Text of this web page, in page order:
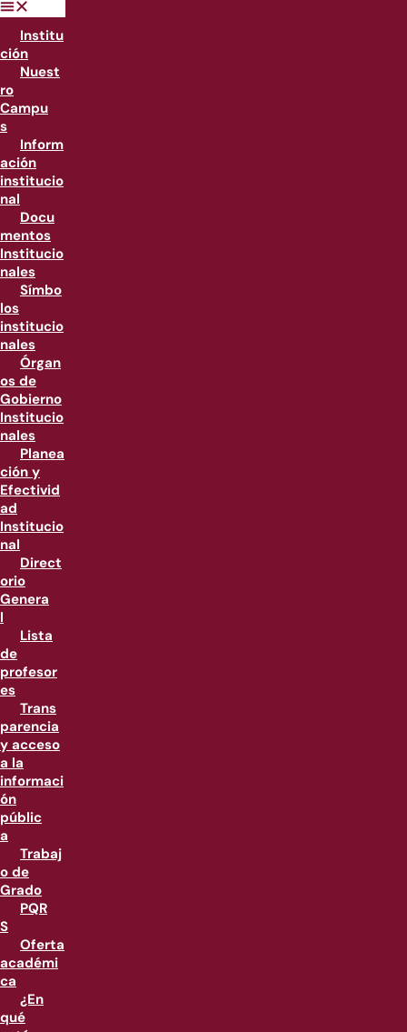
Institu
ción
Nuest
ro
Campu
s
Inform
ación
institucio
nal
Docu
mentos
Institucio
nales
Símbo
los
institucio
nales
Órgan
os de
Gobierno
Institucio
nales
Planea
ción y
Efectivid
ad
Institucio
nal
Direct
orio
Genera
l
Lista
de
profesor
es
Trans
parencia
y acceso
a la
informaci
ón
públic
a
Trabaj
o de
Grado
PQR
S
Oferta
académi
ca
¿En
qué